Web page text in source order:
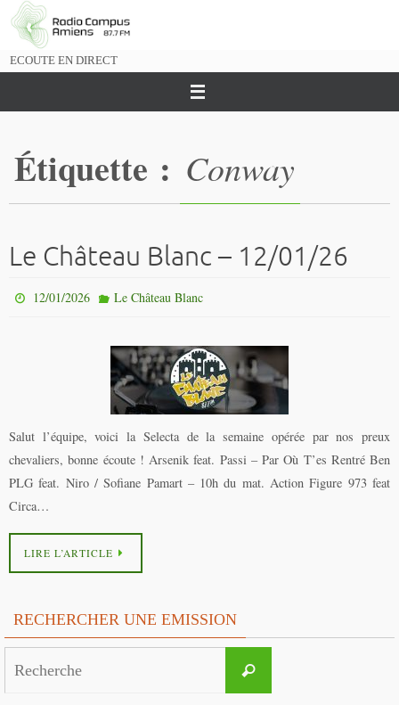
Passer
vers
ECOUTE EN DIRECT
Étiquette : Conway
Le Château Blanc – 12/01/26
12/01/2026 Le Château Blanc
Salut l’équipe, voici la Selecta de la semaine opérée par nos preux
chevaliers, bonne écoute ! Arsenik feat. Passi – Par Où T’es Rentré Ben
PLG feat. Niro / Sofiane Pamart – 10h du mat. Action Figure 973 feat
Circa…
LIRE L’ARTICLE
RECHERCHER UNE EMISSION
Recherche